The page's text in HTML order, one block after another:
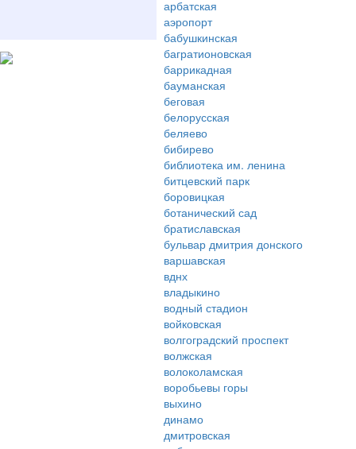
арбатская
аэропорт
бабушкинская
багратионовская
баррикадная
бауманская
беговая
белорусская
беляево
бибирево
библиотека им. ленина
битцевский парк
боровицкая
ботанический сад
братиславская
бульвар дмитрия донского
варшавская
вднх
владыкино
водный стадион
войковская
волгоградский проспект
волжская
волоколамская
воробьевы горы
выхино
динамо
дмитровская